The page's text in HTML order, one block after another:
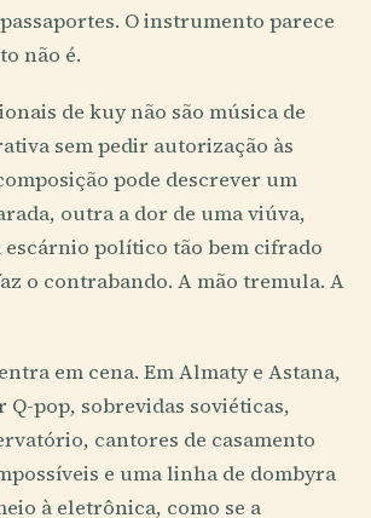
O instrumento parece
não é.
de kuy não são música de
sem pedir autorização às
pode descrever um
outra a dor de uma viúva,
político tão bem cifrado
o contrabando. A mão tremula. A
em cena. Em Almaty e Astana,
Q-pop, sobrevidas soviéticas,
cantores de casamento
e uma linha de dombyra
à eletrônica, como se a